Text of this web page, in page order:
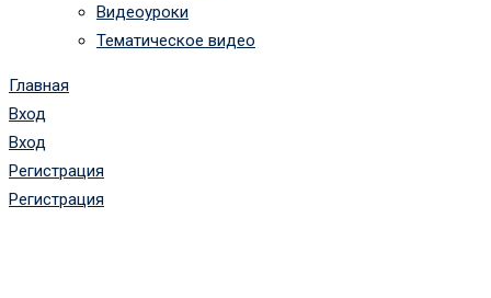
Видеоуроки
Тематическое видео
Главная
Вход
Вход
Регистрация
Регистрация